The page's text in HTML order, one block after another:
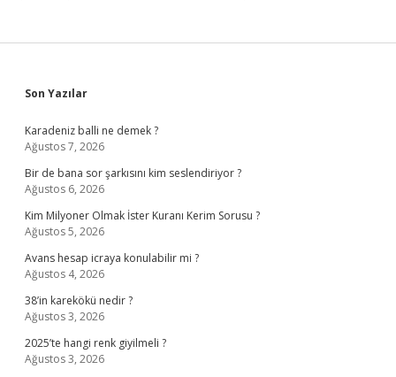
Sidebar
Son Yazılar
Karadeniz balli ne demek ?
Ağustos 7, 2026
Bir de bana sor şarkısını kim seslendiriyor ?
Ağustos 6, 2026
Kim Milyoner Olmak İster Kuranı Kerim Sorusu ?
Ağustos 5, 2026
Avans hesap icraya konulabilir mi ?
Ağustos 4, 2026
38’in karekökü nedir ?
Ağustos 3, 2026
2025’te hangi renk giyilmeli ?
Ağustos 3, 2026